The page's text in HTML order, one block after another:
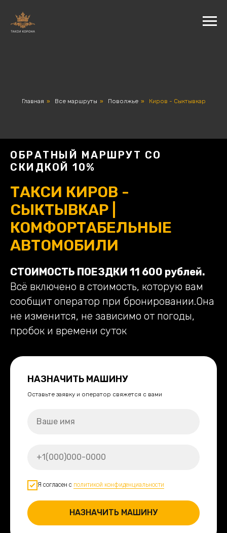
Главная » Все маршруты » Поволжье » Киров - Сыктывкар
ОБРАТНЫЙ МАРШРУТ СО
СКИДКОЙ 10%
ТАКСИ КИРОВ -
СЫКТЫВКАР |
КОМФОРТАБЕЛЬНЫЕ
АВТОМОБИЛИ
СТОИМОСТЬ ПОЕЗДКИ 11 600 рублей.
Всё включено в стоимость, которую вам
сообщит оператор при бронировании.Она
не изменится, не зависимо от погоды,
пробок и времени суток
НАЗНАЧИТЬ МАШИНУ
Оставьте заявку и оператор свяжется с вами
Я согласен с политикой конфиденциальности
НАЗНАЧИТЬ МАШИНУ